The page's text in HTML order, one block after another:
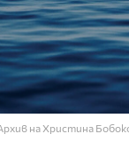
на Христина